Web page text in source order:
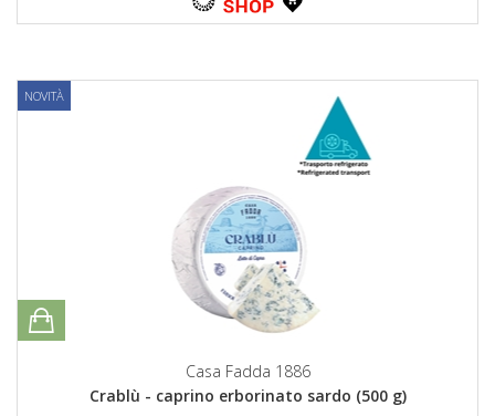
NOVITÀ
Casa Fadda 1886
Crablù - caprino erborinato sardo (500 g)